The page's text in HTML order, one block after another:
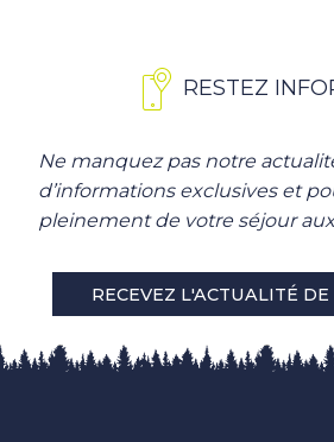
RESTEZ
Ne manquez pas notre
d’informations exclusives et
pleinement de votre séjour aux
RECEVEZ L'ACTUALITÉ